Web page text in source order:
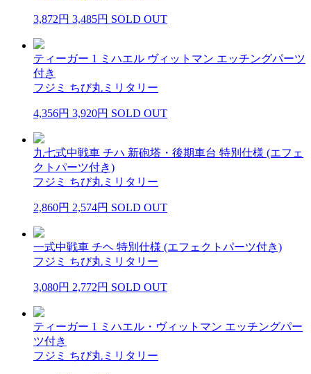
3,872円 3,485円 SOLD OUT
ティーガー 1 ミハエル ヴィットマン エッチングパーツ
付き
フジミ ちび丸ミリタリー
4,356円 3,920円 SOLD OUT
九七式中戦車 チハ 新砲塔・後期車台 特別仕様 (エフェ
クトパーツ付き)
フジミ ちび丸ミリタリー
2,860円 2,574円 SOLD OUT
一式中戦車 チヘ 特別仕様 (エフェクトパーツ付き)
フジミ ちび丸ミリタリー
3,080円 2,772円 SOLD OUT
ティーガー 1 ミハエル・ヴィットマン エッチングパー
ツ付き
フジミ ちび丸ミリタリー